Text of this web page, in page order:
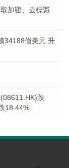
加密、去標識
34188億美元 升
跌
18.44%